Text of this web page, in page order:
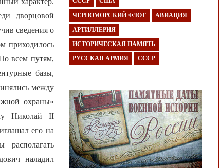
дворцовой
сведения о
приходилось
всем путям,
базы,
между
охраны»
Николай II
его на
наладил
ЧЕРНОМОРСКИЙ ФЛОТ АВИАЦИЯ
АРТИЛЛЕРИЯ
ИСТОРИЧЕСКАЯ ПАМЯТЬ
РУССКАЯ АРМИЯ СССР